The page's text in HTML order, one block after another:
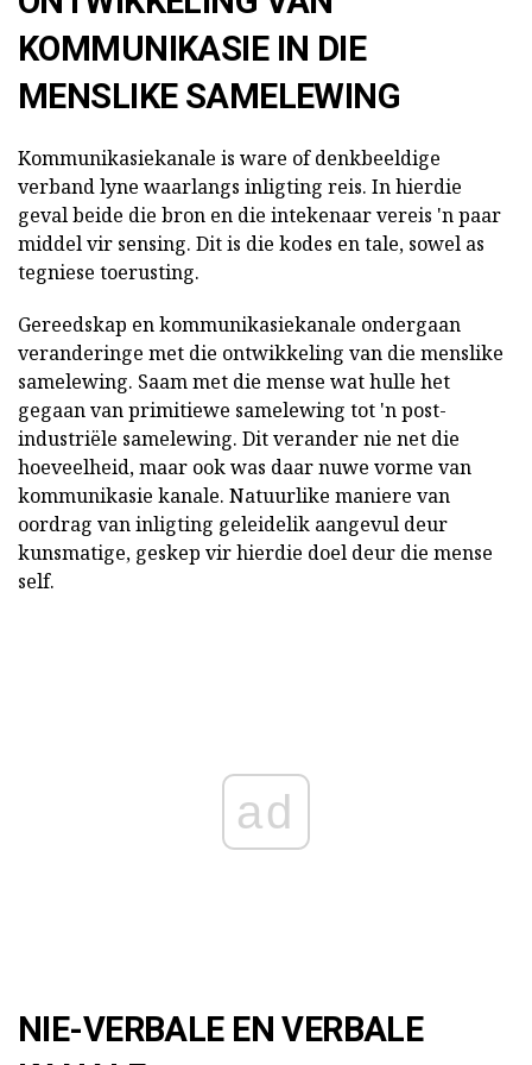
KOMMUNIKASIE IN DIE
MENSLIKE SAMELEWING
Kommunikasiekanale is ware of denkbeeldige
verband lyne waarlangs inligting reis. In hierdie
geval beide die bron en die intekenaar vereis 'n paar
middel vir sensing. Dit is die kodes en tale, sowel as
tegniese toerusting.
Gereedskap en kommunikasiekanale ondergaan
veranderinge met die ontwikkeling van die menslike
samelewing. Saam met die mense wat hulle het
gegaan van primitiewe samelewing tot 'n post-
industriële samelewing. Dit verander nie net die
hoeveelheid, maar ook was daar nuwe vorme van
kommunikasie kanale. Natuurlike maniere van
oordrag van inligting geleidelik aangevul deur
kunsmatige, geskep vir hierdie doel deur die mense
self.
ad
NIE-VERBALE EN VERBALE